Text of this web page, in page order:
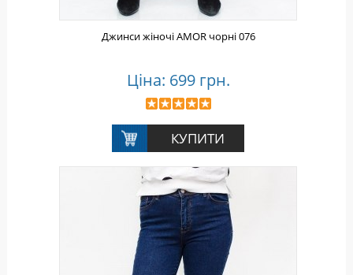
Джинси жіночі AMOR чорні 076
Ціна: 699 грн.